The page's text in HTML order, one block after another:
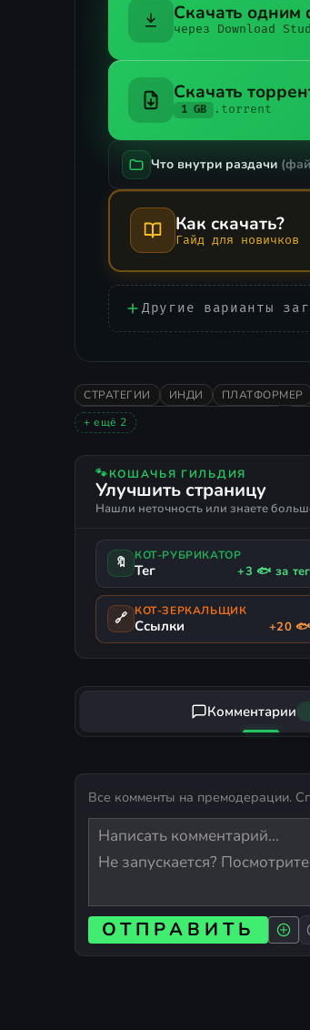
Скачать одним
через Download
Скачать
1 GB .torrent
Что внутри раздачи
Как скачать?
Гайд для новичков
Другие варианты
СТРАТЕГИИ ИНДИ ПЛАТФОРМЕР
В ОСНОВНОМ ПОЛОЖИТЕЛЬНЫЕ
+ ещё 2
🐾КОШАЧЬЯ ГИЛЬДИЯ
Улучшить страницу
Нашли неточность или знаете
🔖 КОТ-РУБРИКАТОР
Тег +3 🐟 за тег
🔗 КОТ-ЗЕРКАЛЬЩИК
Ссылки +20 🐟
Комментарии
Все комменты на премодерации.
ОТПРАВИТЬ